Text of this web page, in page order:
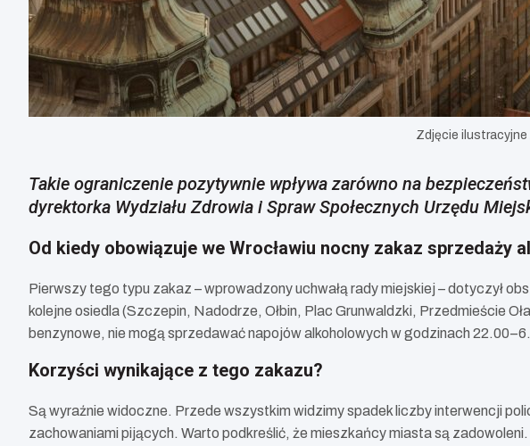
Zdjęcie
Takie ograniczenie pozytywnie wpływa zarówno na
dyrektorka Wydziału Zdrowia i Spraw Społecznych Urzędu
Od kiedy obowiązuje we Wrocławiu nocny zakaz sprzedaży
Pierwszy tego typu zakaz – wprowadzony uchwałą rady miejskiej – dotyczył
kolejne osiedla (Szczepin, Nadodrze, Ołbin, Plac Grunwaldzki, Przedmieście
benzynowe, nie mogą sprzedawać napojów alkoholowych w godzinach
Korzyści wynikające z tego zakazu?
Są wyraźnie widoczne. Przede wszystkim widzimy spadek liczby interwencji
zachowaniami pijących. Warto podkreślić, że mieszkańcy miasta są